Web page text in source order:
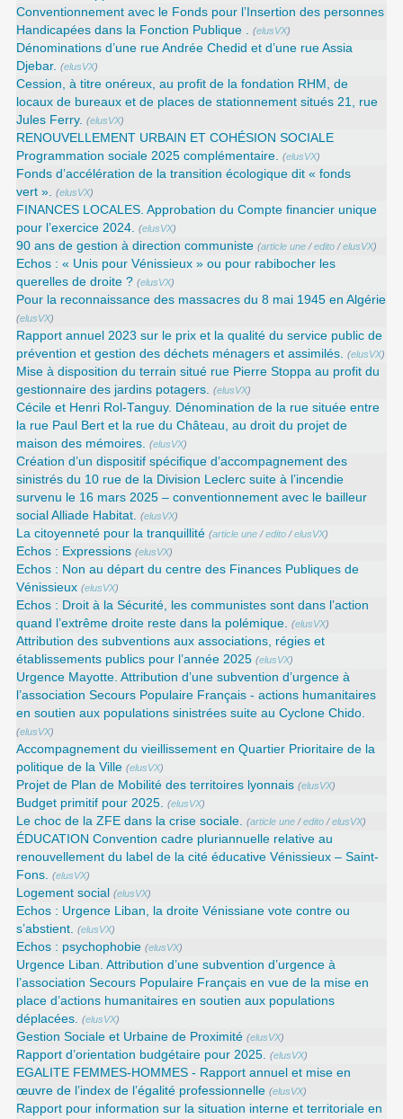
Conventionnement avec le Fonds pour l’Insertion des personnes
Handicapées dans la Fonction Publique . (elusVX)
Dénominations d’une rue Andrée Chedid et d’une rue Assia
Djebar. (elusVX)
Cession, à titre onéreux, au profit de la fondation RHM, de
locaux de bureaux et de places de stationnement situés 21, rue
Jules Ferry. (elusVX)
RENOUVELLEMENT URBAIN ET COHÉSION SOCIALE
Programmation sociale 2025 complémentaire. (elusVX)
Fonds d’accélération de la transition écologique dit « fonds
vert ». (elusVX)
FINANCES LOCALES. Approbation du Compte financier unique
pour l’exercice 2024. (elusVX)
90 ans de gestion à direction communiste (article une /edito /elusVX)
Echos : « Unis pour Vénissieux » ou pour rabibocher les
querelles de droite ? (elusVX)
Pour la reconnaissance des massacres du 8 mai 1945 en Algérie
(elusVX)
Rapport annuel 2023 sur le prix et la qualité du service public de
prévention et gestion des déchets ménagers et assimilés. (elusVX)
Mise à disposition du terrain situé rue Pierre Stoppa au profit du
gestionnaire des jardins potagers. (elusVX)
Cécile et Henri Rol-Tanguy. Dénomination de la rue située entre
la rue Paul Bert et la rue du Château, au droit du projet de
maison des mémoires. (elusVX)
Création d’un dispositif spécifique d’accompagnement des
sinistrés du 10 rue de la Division Leclerc suite à l’incendie
survenu le 16 mars 2025 – conventionnement avec le bailleur
social Alliade Habitat. (elusVX)
La citoyenneté pour la tranquillité (article une /edito /elusVX)
Echos : Expressions (elusVX)
Echos : Non au départ du centre des Finances Publiques de
Vénissieux (elusVX)
Echos : Droit à la Sécurité, les communistes sont dans l’action
quand l’extrême droite reste dans la polémique. (elusVX)
Attribution des subventions aux associations, régies et
établissements publics pour l’année 2025 (elusVX)
Urgence Mayotte. Attribution d’une subvention d’urgence à
l’association Secours Populaire Français - actions humanitaires
en soutien aux populations sinistrées suite au Cyclone Chido.
(elusVX)
Accompagnement du vieillissement en Quartier Prioritaire de la
politique de la Ville (elusVX)
Projet de Plan de Mobilité des territoires lyonnais (elusVX)
Budget primitif pour 2025. (elusVX)
Le choc de la ZFE dans la crise sociale. (article une /edito /elusVX)
ÉDUCATION Convention cadre pluriannuelle relative au
renouvellement du label de la cité éducative Vénissieux – Saint-
Fons. (elusVX)
Logement social (elusVX)
Echos : Urgence Liban, la droite Vénissiane vote contre ou
s’abstient. (elusVX)
Echos : psychophobie (elusVX)
Urgence Liban. Attribution d’une subvention d’urgence à
l’association Secours Populaire Français en vue de la mise en
place d’actions humanitaires en soutien aux populations
déplacées. (elusVX)
Gestion Sociale et Urbaine de Proximité (elusVX)
Rapport d’orientation budgétaire pour 2025. (elusVX)
EGALITE FEMMES-HOMMES - Rapport annuel et mise en
œuvre de l’index de l’égalité professionnelle (elusVX)
Rapport pour information sur la situation interne et territoriale en